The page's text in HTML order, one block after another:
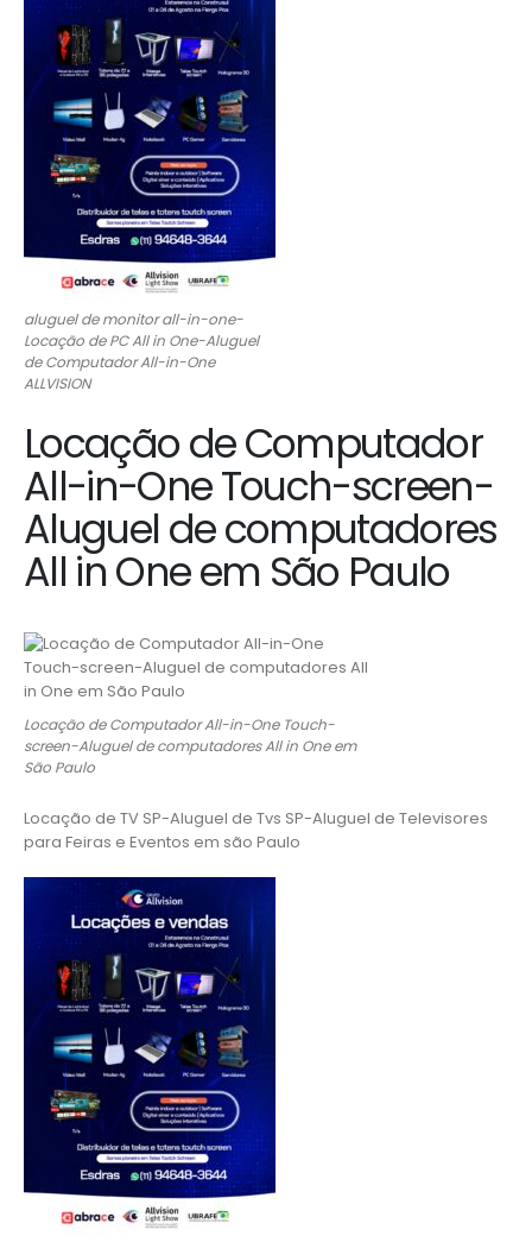
aluguel de monitor all-in-one-
Locação de PC All in One-Aluguel
de Computador All-in-One
ALLVISION
Locação de Computador
All-in-One Touch-screen-
Aluguel de computadores
All in One em São Paulo
Locação de Computador All-in-One Touch-
screen-Aluguel de computadores All in One em
São Paulo
Locação de TV SP-Aluguel de Tvs SP-Aluguel de Televisores
para Feiras e Eventos em são Paulo